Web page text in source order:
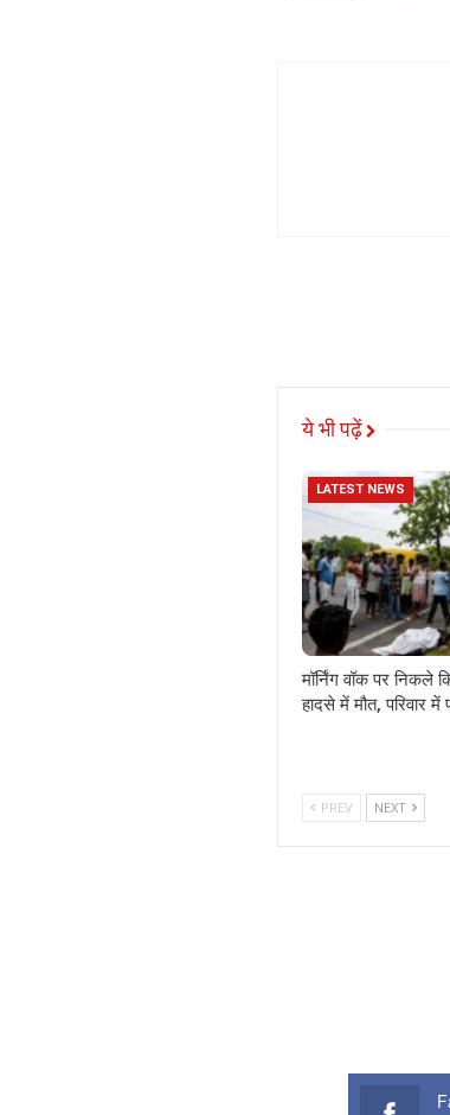
ये भी पढ़ें
LATEST NEWS
मॉर्निंग वॉक पर निकले
हादसे में मौत, परिवार में
PREV NEXT